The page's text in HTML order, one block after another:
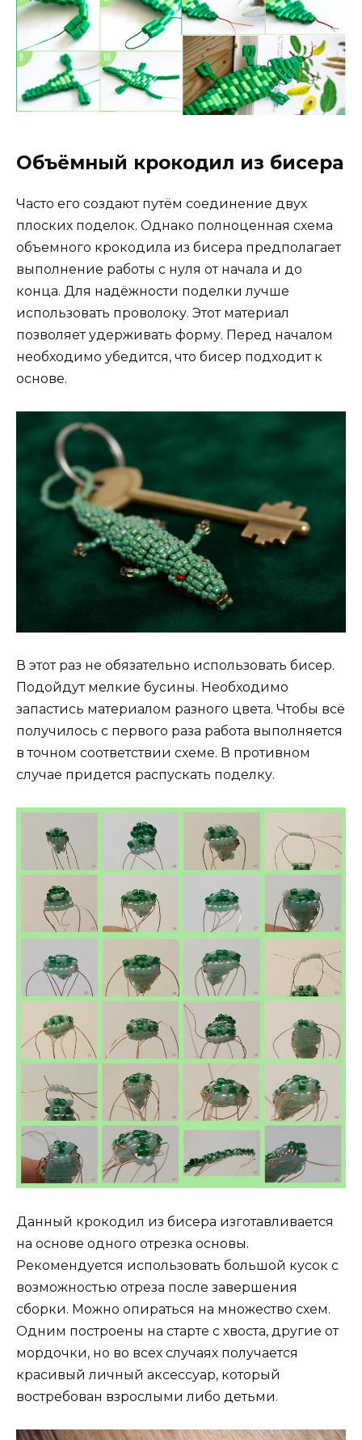
Объёмный крокодил из бисера
Часто его создают путём соединение двух
плоских поделок. Однако полноценная схема
объемного крокодила из бисера предполагает
выполнение работы с нуля от начала и до
конца. Для надёжности поделки лучше
использовать проволоку. Этот материал
позволяет удерживать форму. Перед началом
необходимо убедится, что бисер подходит к
основе.
В этот раз не обязательно использовать бисер.
Подойдут мелкие бусины. Необходимо
запастись материалом разного цвета. Чтобы всё
получилось с первого раза работа выполняется
в точном соответствии схеме. В противном
случае придется распускать поделку.
Данный крокодил из бисера изготавливается
на основе одного отрезка основы.
Рекомендуется использовать большой кусок с
возможностью отреза после завершения
сборки. Можно опираться на множество схем.
Одним построены на старте с хвоста, другие от
мордочки, но во всех случаях получается
красивый личный аксессуар, который
востребован взрослыми либо детьми.